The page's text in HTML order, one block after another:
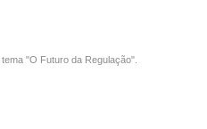
"O Futuro da Regulação".